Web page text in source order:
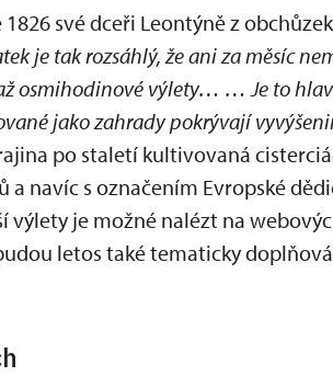
své dceři Leontýně z
je tak rozsáhlý, že ani za měsíc
osmihodinové výlety… … Je to
jako zahrady pokrývají
po staletí kultivovaná
navíc s označením Evropské
výlety je možné nalézt na
letos také tematicky